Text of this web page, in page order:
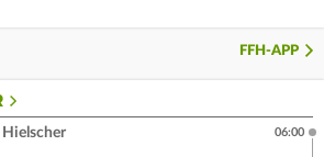
FFH-APP
06:00